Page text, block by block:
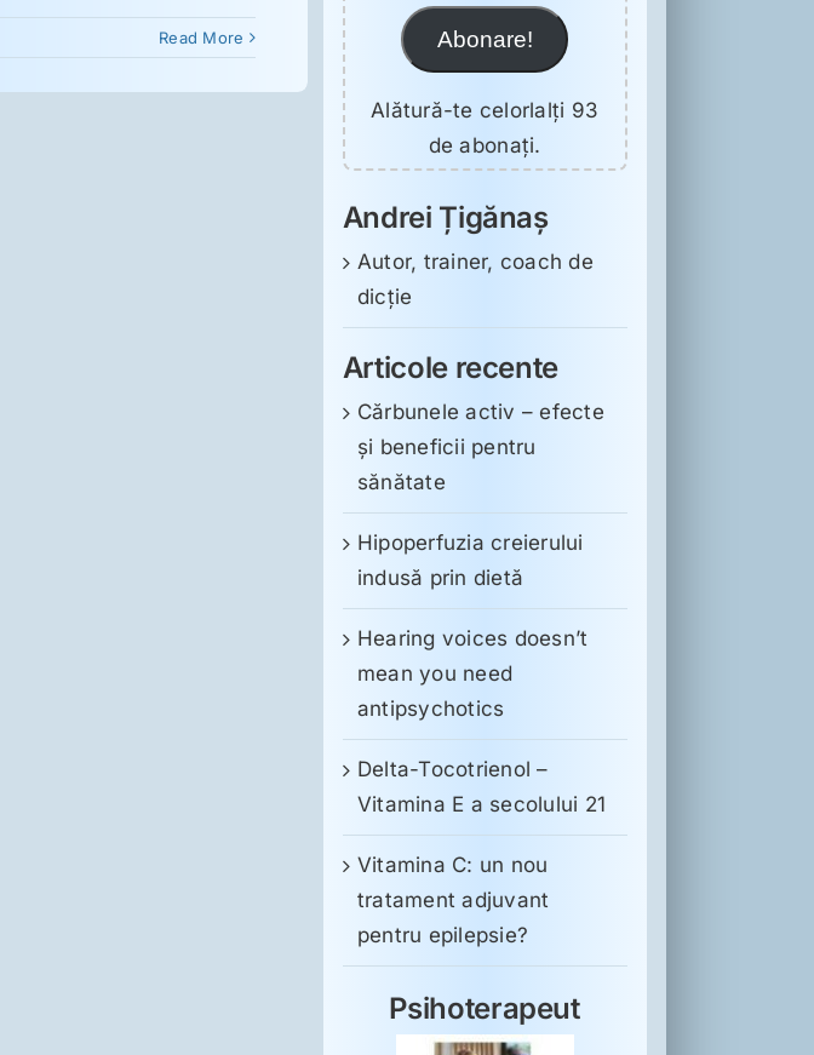
Read More Abonare!
Alătură-te celorlalți 93
de abonați.
Andrei Țigănaș
Autor, trainer, coach de
dicție
Articole recente
Cărbunele activ – efecte
și beneficii pentru
sănătate
Hipoperfuzia creierului
indusă prin dietă
Hearing voices doesn’t
mean you need
antipsychotics
Delta-Tocotrienol –
Vitamina E a secolului 21
Vitamina C: un nou
tratament adjuvant
pentru epilepsie?
Psihoterapeut